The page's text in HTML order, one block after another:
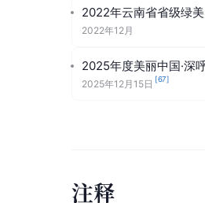
2022年云南省省级绿
2022年12月
2025年度美丽中国·深
2025年12月15日 [67]
注释